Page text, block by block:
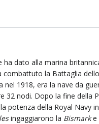
dato alla marina
la Battaglia
1918, era la nave da
nodi. Dopo la fine della
potenza della Royal Navy
ingaggiarono la Bismarke